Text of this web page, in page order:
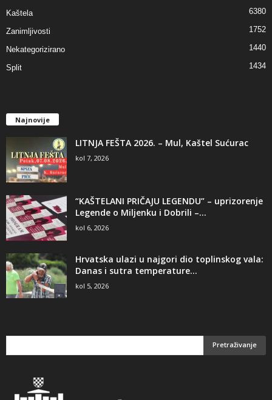
Kaštela 6380
Zanimljivosti 1752
Nekategorizirano 1440
Split 1434
Najnovije
LITNJA FEŠTA 2026. – Mul, Kaštel Sućurac
kol 7, 2026
“KAŠTELANI PRIČAJU LEGENDU” – uprizorenje
Legende o Miljenku i Dobrili –...
kol 6, 2026
Hrvatska ulazi u najgori dio toplinskog vala:
Danas i sutra temperature...
kol 5, 2026